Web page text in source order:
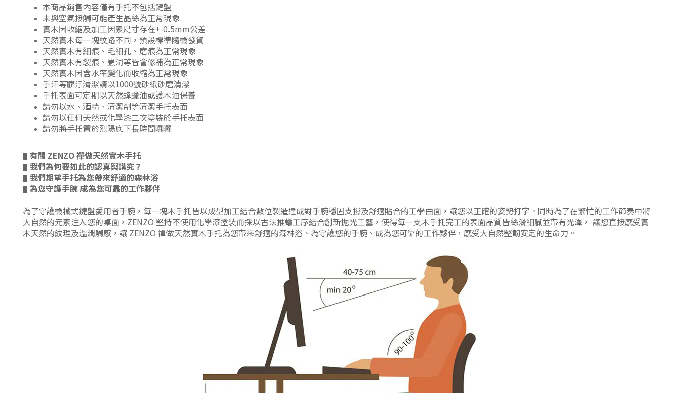
本商品銷售內容僅有手托不包括鍵盤
未與空氣接觸可能產生晶絲為正常現象
實木因收縮及加工因素尺寸存在+-0.5mm公差
天然實木每一塊紋路不同，預設標準隨機發貨
天然實木有細痕、毛細孔、磨痕為正常現象
天然實木有裂痕、蟲洞等皆會修補為正常現象
天然實木因含水率變化而收縮為正常現象
手汗等髒汙清潔請以1000號砂紙砂磨清潔
手托表面可定期以天然蜂蠟油或護木油保養
請勿以水、酒精、清潔劑等清潔手托表面
請勿以任何天然或化學漆二次塗裝於手托表面
請勿將手托置於烈陽底下長時間曝曬
▋ 有關 ZENZO 禪做天然實木手托
▋ 我們為何要如此的認真與講究？
▋ 我們期望手托為您帶來舒適的森林浴
▋ 為您守護手腕 成為您可靠的工作夥伴
為了守護機械式鍵盤愛用者手腕，每一塊木手托皆以成型加工結合數位製造達成對手腕穩固支撐及舒適貼合的工學曲面，讓您以正確的姿勢打字。同時為了在繁忙的工作節奏中將
大自然的元素注入您的桌面，ZENZO 堅持不使用化學漆塗裝而採以古法推蠟工序結合創新拋光工藝，使得每一支木手托完工的表面品質皆絲滑細膩並帶有光澤， 讓您直接感受實
木天然的紋理及溫潤觸感，讓 ZENZO 禪做天然實木手托為您帶來舒適的森林浴、為守護您的手腕、成為您可靠的工作夥伴，感受大自然堅韌安定的生命力。